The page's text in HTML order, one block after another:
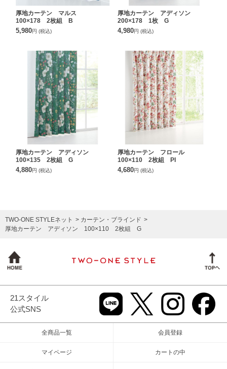
厚地カーテン マルス
100×178 2枚組 B
5,980円 (税込)
厚地カーテン アディソン
200×178 1枚 G
4,980円 (税込)
厚地カーテン アディソン
100×135 2枚組 G
4,880円 (税込)
厚地カーテン フロール
100×110 2枚組 PI
4,680円 (税込)
TWO-ONE STYLEネット
カーテン・ブラインド
厚地カーテン アディソン 100×110 2枚組 G
21スタイル
公式SNS
全商品一覧 会員登録
マイページ カートの中